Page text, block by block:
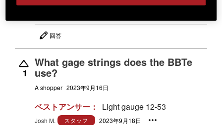
回答
1
What gage strings does the BBTe
use?
A shopper 2023年9月16日
ベストアンサー： Light gauge 12-53
Josh M. スタッフ 2023年9月18日